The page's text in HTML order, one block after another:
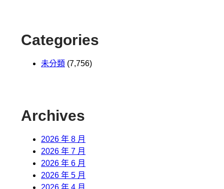
Categories
未分類 (7,756)
Archives
2026 年 8 月
2026 年 7 月
2026 年 6 月
2026 年 5 月
2026 年 4 月